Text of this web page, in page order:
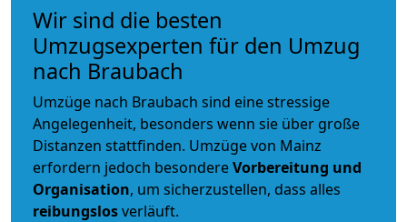
Wir sind die besten
Umzugsexperten für den Umzug
nach Braubach
Umzüge nach Braubach sind eine stressige
Angelegenheit, besonders wenn sie über große
Distanzen stattfinden. Umzüge von Mainz
erfordern jedoch besondereVorbereitung und
Organisation, um sicherzustellen, dass alles
reibungslosverläuft.